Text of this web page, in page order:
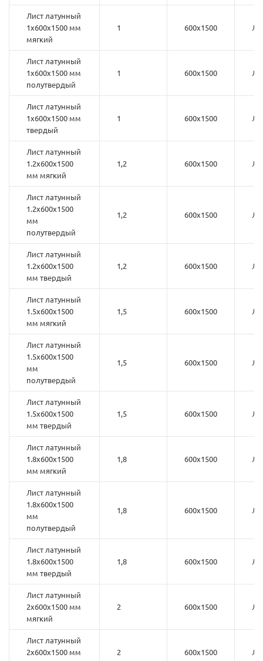
Лист латунный
1х600х1500 мм
мягкий
1 600х1500
Лист латунный
1х600х1500 мм
полутвердый
1 600х1500
Лист латунный
1х600х1500 мм
твердый
1 600х1500
Лист латунный
1.2х600х1500
мм мягкий
1,2 600х1500
Лист латунный
1.2х600х1500
мм
полутвердый
1,2 600х1500
Лист латунный
1.2х600х1500
мм твердый
1,2 600х1500
Лист латунный
1.5х600х1500
мм мягкий
1,5 600х1500
Лист латунный
1.5х600х1500
мм
полутвердый
1,5 600х1500
Лист латунный
1.5х600х1500
мм твердый
1,5 600х1500
Лист латунный
1.8х600х1500
мм мягкий
1,8 600х1500
Лист латунный
1.8х600х1500
мм
полутвердый
1,8 600х1500
Лист латунный
1.8х600х1500
мм твердый
1,8 600х1500
Лист латунный
2х600х1500 мм
мягкий
2 600х1500
Лист латунный
2х600х1500 мм
2 600х1500